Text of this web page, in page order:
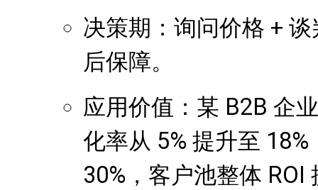
决策期：询问价格 +
后保障。
应用价值：某 B2B 企
化率从 5% 提升至
30%，客户池整体 ROI